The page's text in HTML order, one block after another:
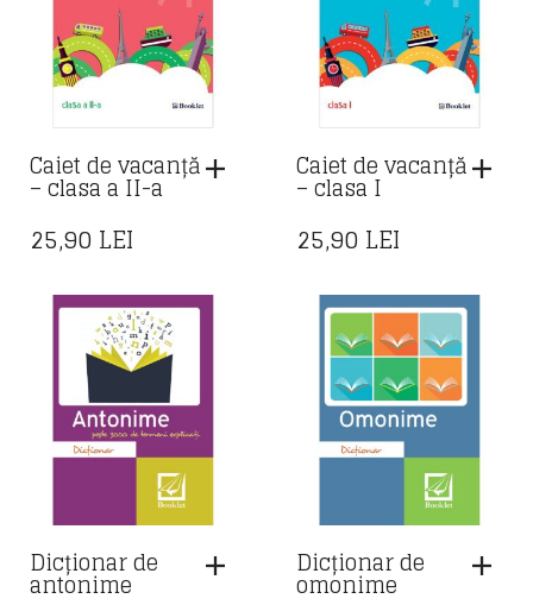
Caiet de vacanță
– clasa a II-a
25,90 LEI
Caiet de vacanță
– clasa I
25,90 LEI
Dicționar de
antonime
Dicționar de
omonime